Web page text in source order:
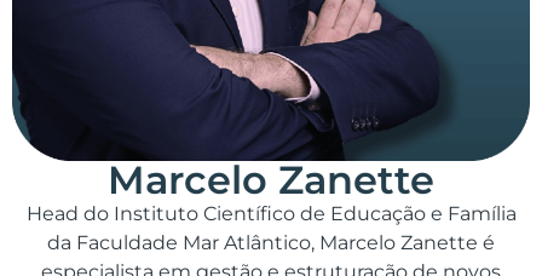
Marcelo Zanette
Head do Instituto Científico de Educação e Família
da Faculdade Mar Atlântico, Marcelo Zanette é
especialista em gestão e estruturação de novos